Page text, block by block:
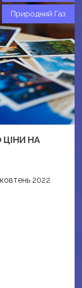
Природний Газ
НА
2022